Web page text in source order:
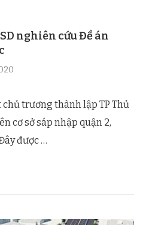
nghiên cứu Đề án
trương thành lập TP Thủ
cơ sở sáp nhập quận 2,
được …